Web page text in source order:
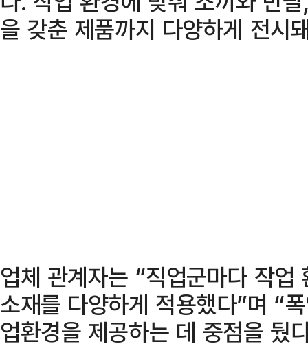
을 갖춘 제품까지 다양하게 전시
업체 관계자는 “직업군마다 작
소재를 다양하게 적용했다”며 “
업환경을 제공하는 데 중점을 뒀